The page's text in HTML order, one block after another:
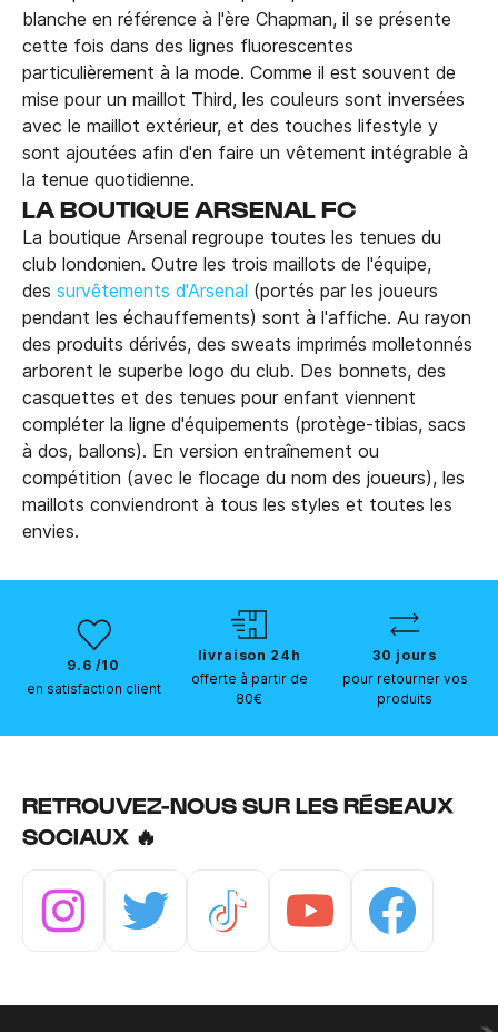
blanche en référence à l'ère Chapman, il se présente
cette fois dans des lignes fluorescentes
particulièrement à la mode. Comme il est souvent de
mise pour un maillot Third, les couleurs sont inversées
avec le maillot extérieur, et des touches lifestyle y
sont ajoutées afin d'en faire un vêtement intégrable à
la tenue quotidienne.
LA BOUTIQUE ARSENAL FC
La boutique Arsenal regroupe toutes les tenues du
club londonien. Outre les trois maillots de l'équipe,
des survêtements d'Arsenal (portés par les joueurs
pendant les échauffements) sont à l'affiche. Au rayon
des produits dérivés, des sweats imprimés molletonnés
arborent le superbe logo du club. Des bonnets, des
casquettes et des tenues pour enfant viennent
compléter la ligne d'équipements (protège-tibias, sacs
à dos, ballons). En version entraînement ou
compétition (avec le flocage du nom des joueurs), les
maillots conviendront à tous les styles et toutes les
envies.
9.6 /10
en satisfaction client
livraison 24h
offerte à partir de
80€
30 jours
pour retourner vos
produits
RETROUVEZ-NOUS SUR LES RÉSEAUX
SOCIAUX 🔥